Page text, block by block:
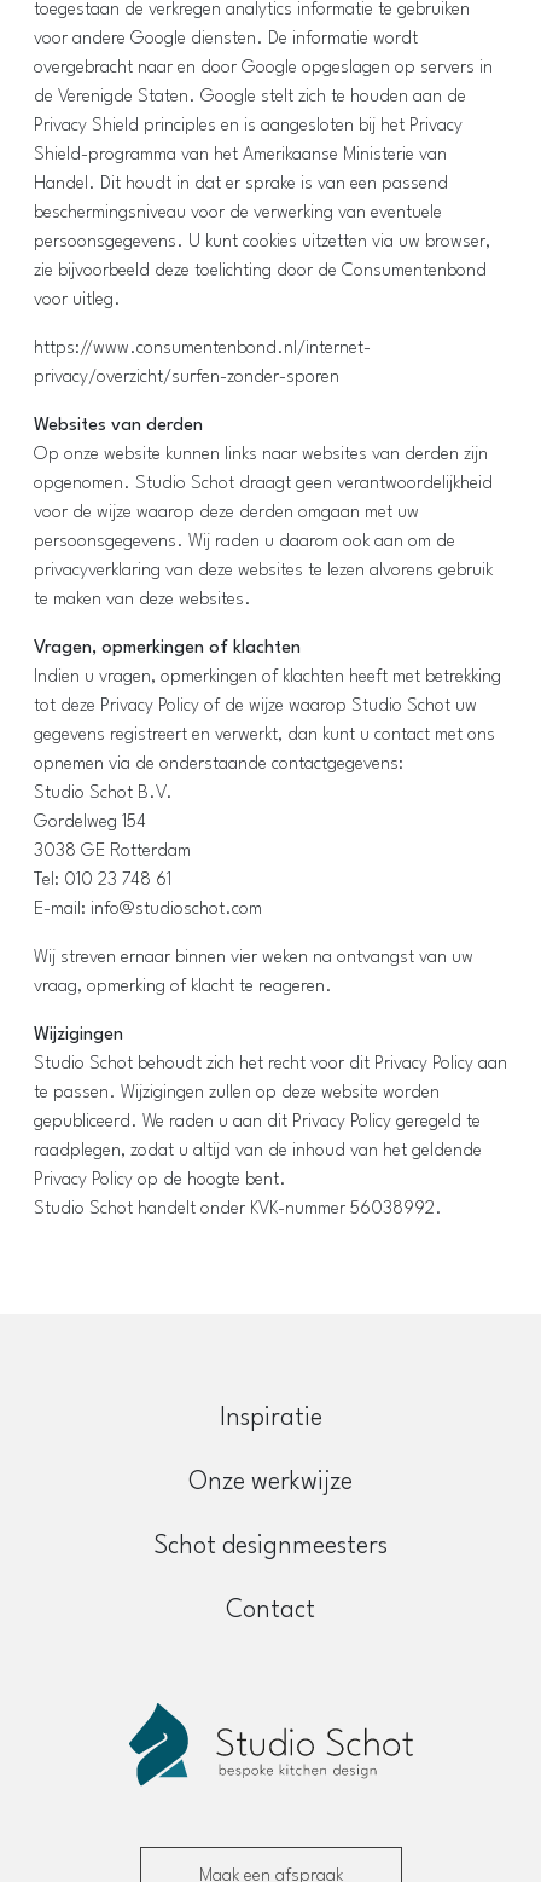
toegestaan de verkregen analytics informatie te gebruiken
voor andere Google diensten. De informatie wordt
overgebracht naar en door Google opgeslagen op servers in
de Verenigde Staten. Google stelt zich te houden aan de
Privacy Shield principles en is aangesloten bij het Privacy
Shield-programma van het Amerikaanse Ministerie van
Handel. Dit houdt in dat er sprake is van een passend
beschermingsniveau voor de verwerking van eventuele
persoonsgegevens. U kunt cookies uitzetten via uw browser,
zie bijvoorbeeld deze toelichting door de Consumentenbond
voor uitleg.
https://www.consumentenbond.nl/internet-
privacy/overzicht/surfen-zonder-sporen
Websites van derden
Op onze website kunnen links naar websites van derden zijn
opgenomen. Studio Schot draagt geen verantwoordelijkheid
voor de wijze waarop deze derden omgaan met uw
persoonsgegevens. Wij raden u daarom ook aan om de
privacyverklaring van deze websites te lezen alvorens gebruik
te maken van deze websites.
Vragen, opmerkingen of klachten
Indien u vragen, opmerkingen of klachten heeft met betrekking
tot deze Privacy Policy of de wijze waarop Studio Schot uw
gegevens registreert en verwerkt, dan kunt u contact met ons
opnemen via de onderstaande contactgegevens:
Studio Schot B.V.
Gordelweg 154
3038 GE Rotterdam
Tel: 010 23 748 61
E-mail: info@studioschot.com
Wij streven ernaar binnen vier weken na ontvangst van uw
vraag, opmerking of klacht te reageren.
Wijzigingen
Studio Schot behoudt zich het recht voor dit Privacy Policy aan
te passen. Wijzigingen zullen op deze website worden
gepubliceerd. We raden u aan dit Privacy Policy geregeld te
raadplegen, zodat u altijd van de inhoud van het geldende
Privacy Policy op de hoogte bent.
Studio Schot handelt onder KVK-nummer 56038992.
Inspiratie
Onze werkwijze
Schot designmeesters
Contact
Maak een afspraak